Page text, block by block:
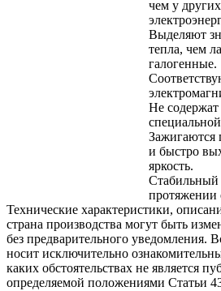
чем у
Выделяют
тепла, чем
галогенные.
Не содержат
Зажигаются
и быстро
яркость.
Стабильный
протяжении
Технические характеристики,
страна производства могут быть
без предварительного уведомления.
носит исключительно
каких обстоятельствах не является
определяемой положениями Статьи